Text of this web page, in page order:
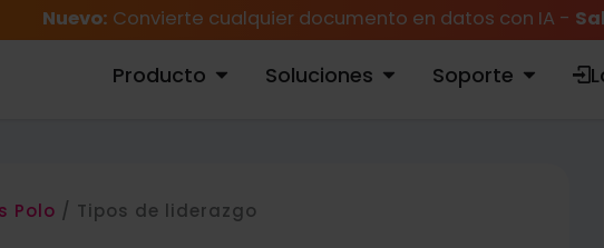
Nuevo: Convierte cualquier documento en datos con IA -
Producto ABRIR PRODUCTO
Soluciones ABRIR SOLUCIONES
Soporte ABRIR
Polo / Tipos de liderazgo